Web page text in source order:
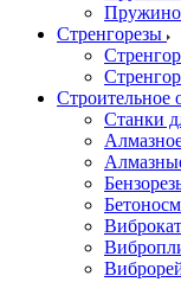
Стренгорезы
Строительное
Станки